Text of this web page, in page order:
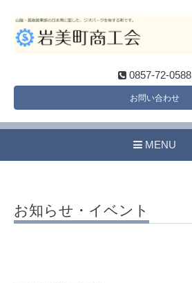
0857-72-0588
お問い合わせ
MENU
お知らせ・イベント